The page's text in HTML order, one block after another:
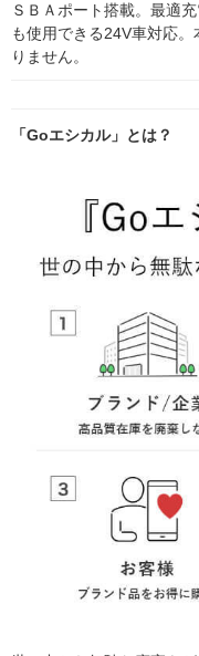
ＳＢＡポート搭載。最適
も使用できる24V車対応
りません。
「Goエシカル」とは？